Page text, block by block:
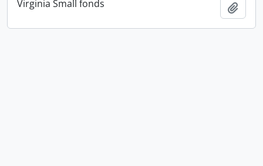
Virginia Small fonds